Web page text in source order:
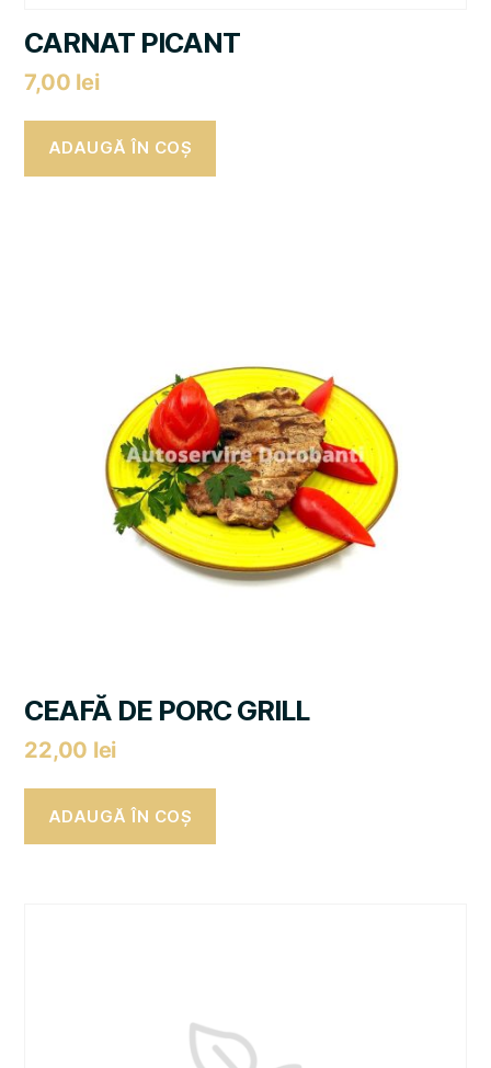
CARNAT PICANT
7,00 lei
ADAUGĂ ÎN COȘ
CEAFĂ DE PORC GRILL
22,00 lei
ADAUGĂ ÎN COȘ